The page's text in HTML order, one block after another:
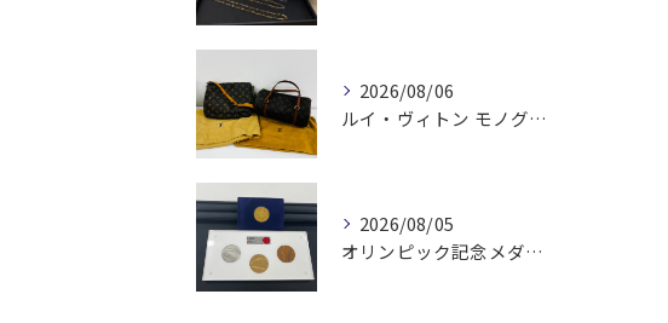
2026/08/06
ルイ・ヴィトン モノグラムバッグ2点をお買取させていただきました✨
2026/08/05
オリンピック記念メダルとメイプルリーフコインをお買取りさせていただきました🏅✨